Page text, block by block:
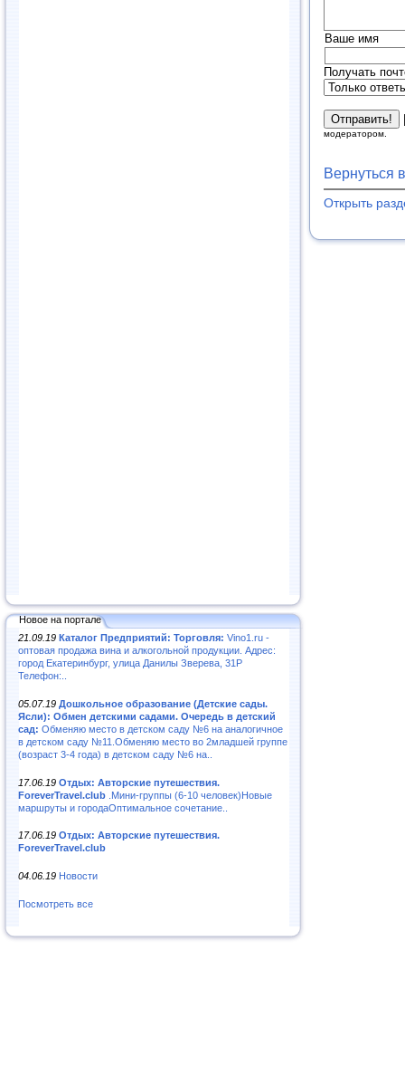
Новое на портале
21.09.19 Каталог Предприятий: Торговля: Vino1.ru -
оптовая продажа вина и алкогольной продукции. Адрес:
город Екатеринбург, улица Данилы Зверева, 31Р
Телефон:..
05.07.19 Дошкольное образование (Детские сады.
Ясли): Обмен детскими садами. Очередь в детский
сад: Обменяю место в детском саду №6 на аналогичное
в детском саду №11.Обменяю место во 2младшей группе
(возраст 3-4 года) в детском саду №6 на..
17.06.19 Отдых: Авторские путешествия.
ForeverTravel.club .Мини-группы (6-10 человек)Новые
маршруты и городаОптимальное сочетание..
17.06.19 Отдых: Авторские путешествия.
ForeverTravel.club
04.06.19 Новости
Посмотреть все
Ваше имя
Получать
модератором.
Вернуться
Открыть